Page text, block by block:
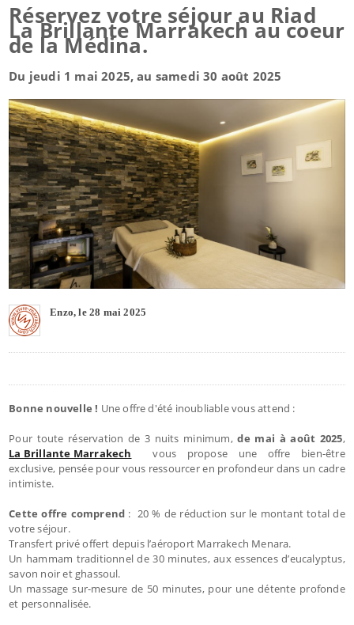
Réservez votre séjour au Riad
La Brillante Marrakech au coeur
de la Médina.
Du jeudi 1 mai 2025, au samedi 30 août 2025
Enzo, le 28 mai 2025
Bonne nouvelle ! Une offre d'été inoubliable vous attend :
Pour toute réservation de 3 nuits minimum,de mai à août 2025,
La Brillante Marrakech vous propose une offre bien-être
exclusive, pensée pour vous ressourcer en profondeur dans un cadre
intimiste.
Cette offre comprend : 20 % de réduction sur le montant total de
votre séjour.
Transfert privé offert depuis l’aéroport Marrakech Menara.
Un hammam traditionnel de 30 minutes, aux essences d’eucalyptus,
savon noir et ghassoul.
Un massage sur-mesure de 50 minutes, pour une détente profonde
et personnalisée.